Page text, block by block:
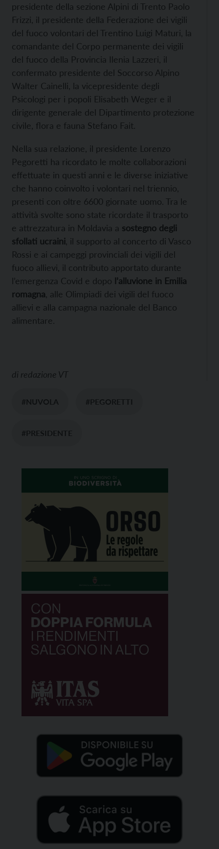
presidente della sezione Alpini di Trento Paolo
Frizzi, il presidente della Federazione dei vigili
del fuoco volontari del Trentino Luigi Maturi, la
comandante del Corpo permanente dei vigili
del fuoco della Provincia Ilenia Lazzeri, il
confermato presidente del Soccorso Alpino
Walter Cainelli, la vicepresidente degli
Psicologi per i popoli Elisabeth Weger e il
dirigente generale del Dipartimento protezione
civile, flora e fauna Stefano Fait.
Nella sua relazione, il presidente Lorenzo
Pegoretti ha ricordato le molte collaborazioni
effettuate in questi anni e le diverse iniziative
che hanno coinvolto i volontari nel triennio,
presenti con oltre 6600 giornate uomo. Tra le
attività svolte sono state ricordate il trasporto
e attrezzatura in Moldavia a sostegno degli
sfollati ucraini , il supporto al concerto di Vasco
Rossi e ai campeggi provinciali dei vigili del
fuoco allievi, il contributo apportato durante
l’emergenza Covid e dopo l’alluvione in Emilia
romagna , alle Olimpiadi dei vigili del fuoco
allievi e alla campagna nazionale del Banco
alimentare.
di redazione VT
#NUVOLA #PEGORETTI
#PRESIDENTE